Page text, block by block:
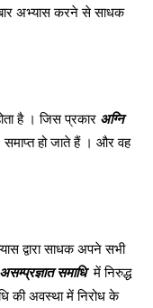
अभ्यास करने से साधक
है । जिस प्रकार अग्नि
हो जाते हैं । और वह
द्वारा साधक अपने सभी
असम्प्रज्ञात समाधिमें निरुद्ध
की अवस्था में निरोध के